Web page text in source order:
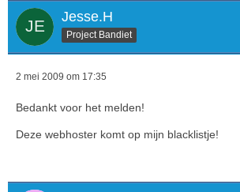
Jesse.H
Project Bandiet
2 mei 2009 om 17:35
Bedankt voor het melden!
Deze webhoster komt op mijn blacklistje!